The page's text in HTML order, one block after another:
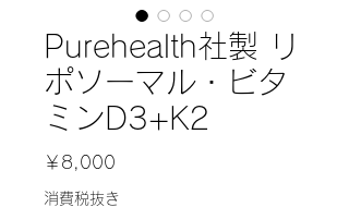
Purehealth社製 リ
ポソーマル・ビタ
ミンD3+K2
￥8,000
格
消費税抜き